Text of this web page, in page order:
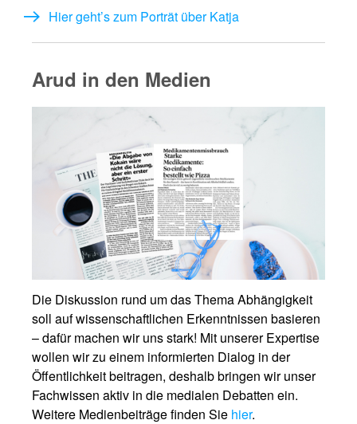
Hier geht’s zum Porträt über Katja
Arud in den Medien
Die Diskussion rund um das Thema Abhängigkeit
soll auf wissenschaftlichen Erkenntnissen basieren
– dafür machen wir uns stark! Mit unserer Expertise
wollen wir zu einem informierten Dialog in der
Öffentlichkeit beitragen, deshalb bringen wir unser
Fachwissen aktiv in die medialen Debatten ein.
Weitere Medienbeiträge finden Sie hier.